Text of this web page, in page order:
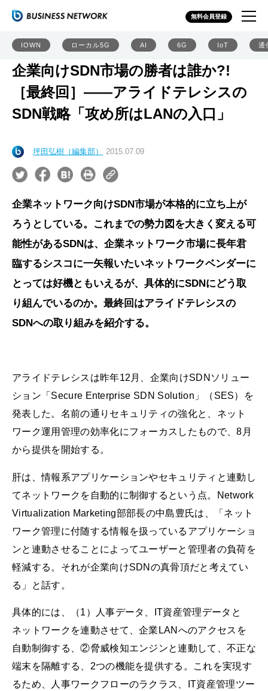
無料会員登録
IOWN ローカル5G AI 6G IoT 通
企業向けSDN市場の勝者は誰か?!
［最終回］――アライドテレシスの
SDN戦略「攻め所はLANの入口」
坪田弘樹（編集部） 2015.07.09
企業ネットワーク向けSDN市場が本格的に立ち上が
ろうとしている。これまでの勢力図を大きく変える可
能性があるSDNは、企業ネットワーク市場に長年君
臨するシスコに一矢報いたいネットワークベンダーに
とっては好機ともいえるが、具体的にSDNにどう取
り組んでいるのか。最終回はアライドテレシスの
SDNへの取り組みを紹介する。
アライドテレシスは昨年12月、企業向けSDNソリュー
ション「Secure Enterprise SDN Solution」（SES）を
発表した。名前の通りセキュリティの強化と、ネット
ワーク運用管理の効率化にフォーカスしたもので、8月
から提供を開始する。
肝は、情報系アプリケーションやセキュリティと連動し
てネットワークを自動的に制御するという点。Network
Virtualization Marketing部部長の中島豊氏は、「ネット
ワーク管理に付随する情報を扱っているアプリケーショ
ンと連動させることによってユーザーと管理者の負荷を
軽減する。それが企業向けSDNの真骨頂だと考えてい
る」と話す。
具体的には、（1）人事データ、IT資産管理データと
ネットワークを連動させて、企業LANへのアクセスを
自動制御する、②脅威検知エンジンと連動して、不正な
端末を隔離する、2つの機能を提供する。これを実現す
るため、人事ワークフローのラクラス、IT資産管理ツー